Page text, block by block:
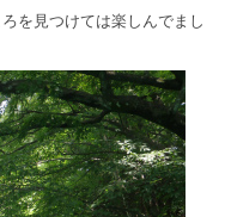
を見つけては楽しんでまし